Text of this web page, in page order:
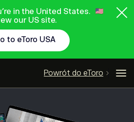
in the United States.
our US site.
to eToro USA
Powrót do eToro